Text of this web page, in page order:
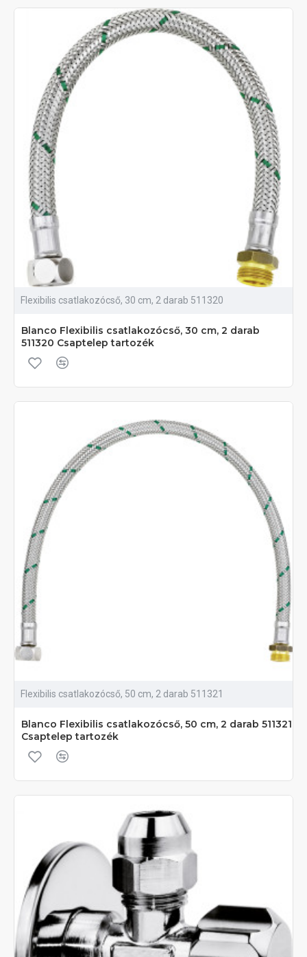
Flexibilis csatlakozócső, 30 cm, 2 darab 511320
Blanco Flexibilis csatlakozócső, 30 cm, 2 darab
511320 Csaptelep tartozék
Flexibilis csatlakozócső, 50 cm, 2 darab 511321
Blanco Flexibilis csatlakozócső, 50 cm, 2 darab 511321
Csaptelep tartozék